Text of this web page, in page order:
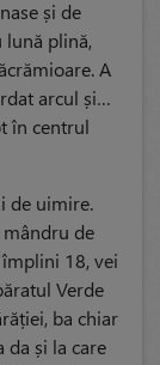
și de
lună plină,
A
arcul și…
în centrul
de uimire.
de
18, vei
Verde
ba chiar
da și la care